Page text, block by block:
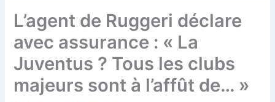
L’agent de Ruggeri déclare
avec assurance : « La
Juventus ? Tous les clubs
majeurs sont à l’affût de… »